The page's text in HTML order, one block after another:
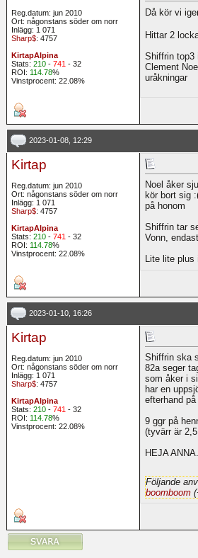
Reg.datum: jun 2010
Ort: någonstans söder om norr
Inlägg: 1 071
Sharp$: 4757
KirtapAlpina
Stats: 210 - 741 - 32
ROI: 114.78%
Vinstprocent: 22.08%
Då kör vi
Hittar 2
Shiffrin top3
Clement
uråkningar
2023-01-08, 12:29
Kirtap
Reg.datum: jun 2010
Ort: någonstans söder om norr
Inlägg: 1 071
Sharp$: 4757
KirtapAlpina
Stats: 210 - 741 - 32
ROI: 114.78%
Vinstprocent: 22.08%
Noel åker
kör bort sig
på honom
Shiffrin tar
Vonn,
Lite lite plus
2023-01-10, 16:26
Kirtap
Reg.datum: jun 2010
Ort: någonstans söder om norr
Inlägg: 1 071
Sharp$: 4757
KirtapAlpina
Stats: 210 - 741 - 32
ROI: 114.78%
Vinstprocent: 22.08%
Shiffrin ska
82a seger
som åker i
har en
efterhand
9 ggr på
(tyvärr är
HEJA
Följande
boomboom